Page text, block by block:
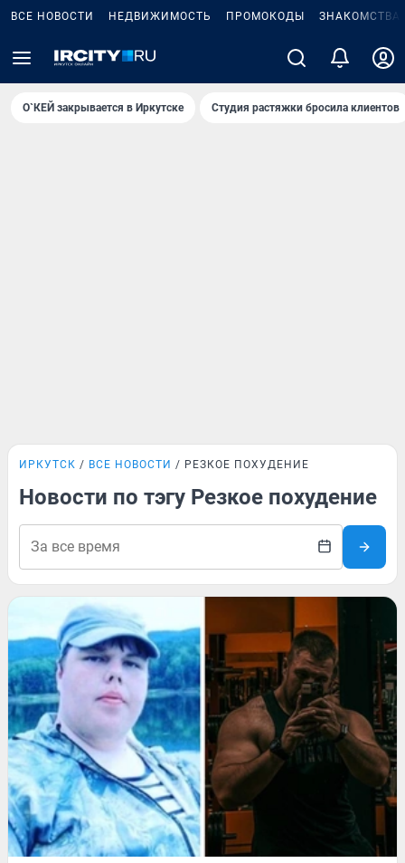
ВСЕ НОВОСТИ НЕДВИЖИМОСТЬ ПРОМОКОДЫ ЗНАКОМСТВА
О`КЕЙ закрывается в Иркутске Студия растяжки бросила клиентов
ИРКУТСК ВСЕ НОВОСТИ РЕЗКОЕ ПОХУДЕНИЕ
Новости по тэгу Резкое похудение